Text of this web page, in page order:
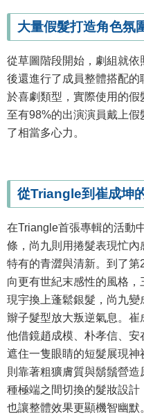
大量假髮打造角色氛
從草圖階段開始，劇組就
後還進行了成員整體搭配的
於喜劇類型，實際使用的
至有98%的出演演員戴上假
了相當多心力。
從Triangle到崔成坤
在Triangle首張專輯的活動
條，尚九則用捲髮表現忙內
特有的青澀與清新。到了
向更有世紀末感性的風格，
現宇換上蓬鬆銀髮，尚九
辮子髮型放大叛逆氣息。
他借鏡趙成模、朴孝信、
遮住一隻眼睛的短髮展現神
則靠著粗獷膚質與鬍鬚營
種極端之間切換的髮妝設計
也讓整體效果更顯機智幽默